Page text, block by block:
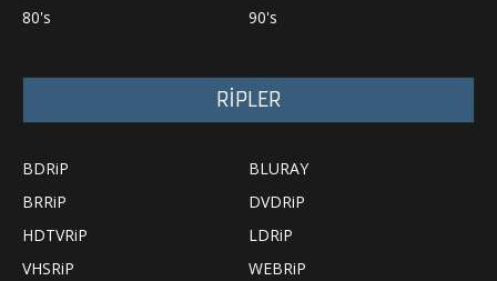
80's
90's
RİPLER
BDRiP
BLURAY
BRRiP
DVDRiP
HDTVRiP
LDRiP
VHSRiP
WEBRiP